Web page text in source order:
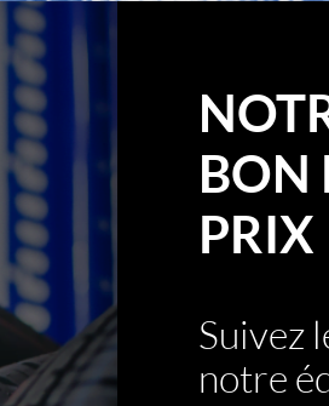
BON
PRIX
Suivez
notre